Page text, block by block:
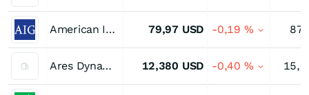
American International Group 79,97 USD -0,19 %
Ares Dynamic Credit Allocation Fund Inc 12,380 USD -0,40 %